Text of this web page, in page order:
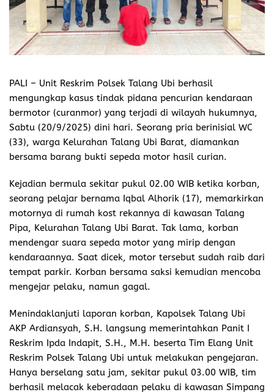
PALI – Unit Reskrim Polsek Talang Ubi berhasil
mengungkap kasus tindak pidana pencurian kendaraan
bermotor (curanmor) yang terjadi di wilayah hukumnya,
Sabtu (20/9/2025) dini hari. Seorang pria berinisial WC
(33), warga Kelurahan Talang Ubi Barat, diamankan
bersama barang bukti sepeda motor hasil curian.
Kejadian bermula sekitar pukul 02.00 WIB ketika korban,
seorang pelajar bernama Iqbal Alhorik (17), memarkirkan
motornya di rumah kost rekannya di kawasan Talang
Pipa, Kelurahan Talang Ubi Barat. Tak lama, korban
mendengar suara sepeda motor yang mirip dengan
kendaraannya. Saat dicek, motor tersebut sudah raib dari
tempat parkir. Korban bersama saksi kemudian mencoba
mengejar pelaku, namun gagal.
Menindaklanjuti laporan korban, Kapolsek Talang Ubi
AKP Ardiansyah, S.H. langsung memerintahkan Panit I
Reskrim Ipda Indapit, S.H., M.H. beserta Tim Elang Unit
Reskrim Polsek Talang Ubi untuk melakukan pengejaran.
Hanya berselang satu jam, sekitar pukul 03.00 WIB, tim
berhasil melacak keberadaan pelaku di kawasan Simpang